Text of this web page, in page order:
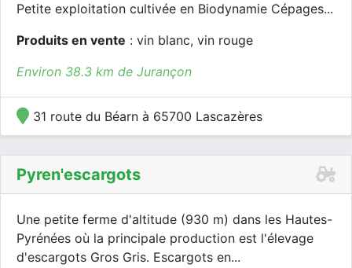
Petite exploitation cultivée en Biodynamie Cépages...
Produits en vente : vin blanc, vin rouge
Environ 38.3 km de Jurançon
31 route du Béarn à 65700 Lascazères
Pyren'escargots
Une petite ferme d'altitude (930 m) dans les Hautes-
Pyrénées où la principale production est l'élevage
d'escargots Gros Gris. Escargots en...